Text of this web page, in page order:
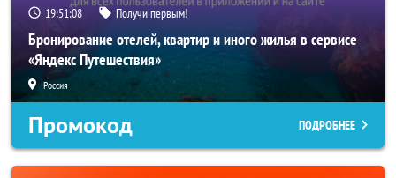
19:51:06 Получи первым!
Бронирование отелей, квартир и иного жилья в сервисе
«Яндекс Путешествия»
Россия
Промокод ПОДРОБНЕЕ